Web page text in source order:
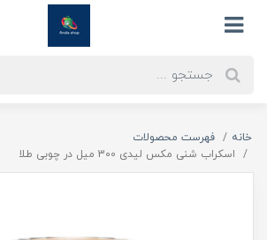
خانه
فهرست محصولات
اسکراب شنی مکس لیدی 300 میل در چوبی طلا